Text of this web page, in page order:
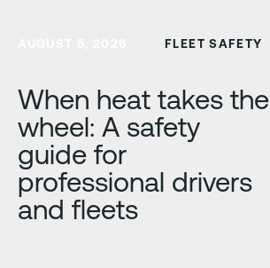
FLEET SAFETY
When heat takes the
wheel: A safety
guide for
professional drivers
and fleets